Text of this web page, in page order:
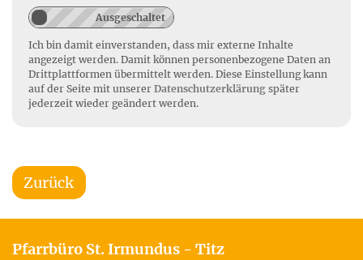
Ich bin damit einverstanden, dass mir externe Inhalte
angezeigt werden. Damit können personenbezogene Daten an
Drittplattformen übermittelt werden. Diese Einstellung kann
auf der Seite mit unserer Datenschutzerklärung später
jederzeit wieder geändert werden.
Zurück
Pfarrbüro St. Irmundus - Titz